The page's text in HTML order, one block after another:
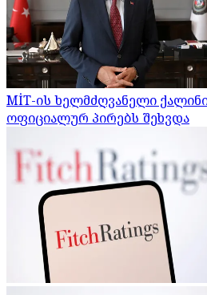
MİT-ის ხელმძღვანელი
ოფიციალურ პირებს შეხვდა